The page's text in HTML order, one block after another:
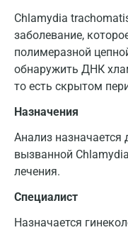
Chlamydia
заболевание,
полимеразной
обнаружить ДНК
то есть скрытом
Назначения
Анализ назначается
вызванной
лечения.
Специалист
Назначается